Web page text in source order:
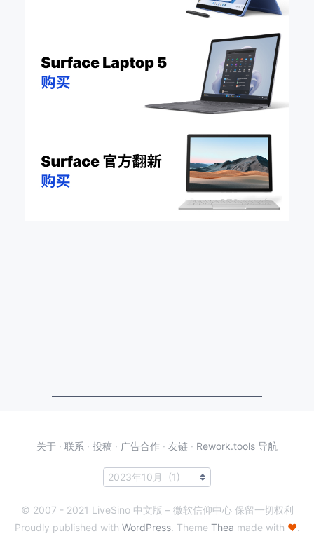
关于 · 联系 · 投稿 · 广告合作 · 友链 · Rework.tools 导航
© 2007 - 2021 LiveSino 中文版 – 微软信仰中心 保留一切权利
Proudly published with WordPress. Theme Thea made with ♥.